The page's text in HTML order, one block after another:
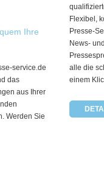
Ihre
service.de
das
aus Ihrer
Werden Sie
Flexibel,
Presse-
News-
alle die
einem